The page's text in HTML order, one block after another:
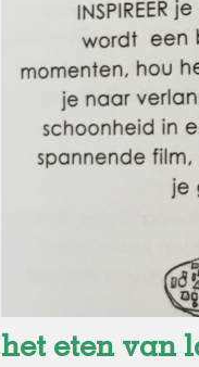
het eten van